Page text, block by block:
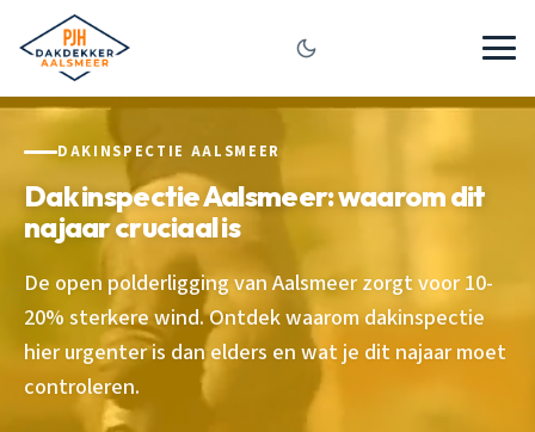
DAKINSPECTIE AALSMEER
Dak inspectie Aalsmeer: waarom dit
najaar cruciaal is
De open polderligging van Aalsmeer zorgt voor 10-
20% sterkere wind. Ontdek waarom dakinspectie
hier urgenter is dan elders en wat je dit najaar moet
controleren.